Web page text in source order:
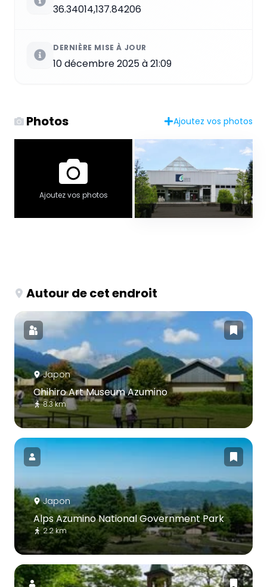
36.34014,137.84206
DERNIÈRE MISE À JOUR
10 décembre 2025 à 21:09
Photos Ajoutez vos photos
Ajoutez vos photos
Autour de cet endroit
Japon
Chihiro Art Museum Azumino
8.3 km
Japon
Alps Azumino National Government Park
2.2 km